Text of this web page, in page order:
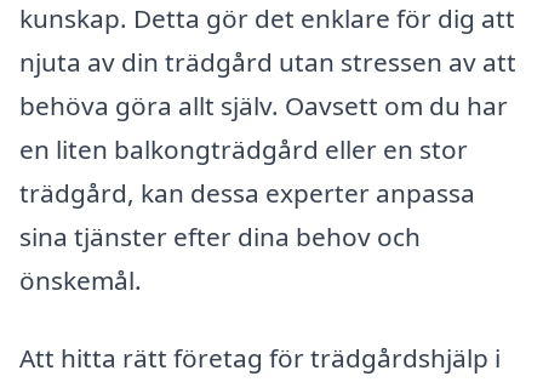
kunskap. Detta gör det enklare för dig att
njuta av din trädgård utan stressen av att
behöva göra allt själv. Oavsett om du har
en liten balkongträdgård eller en stor
trädgård, kan dessa experter anpassa
sina tjänster efter dina behov och
önskemål.
Att hitta rätt företag för trädgårdshjälp i